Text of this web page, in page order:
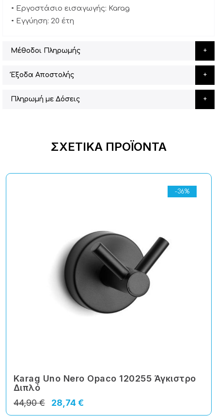
• Εργοστάσιο εισαγωγής: Karag
• Εγγύηση: 20 έτη
Μέθοδοι Πληρωμής
Έξοδα Αποστολής
Πληρωμή με Δόσεις
ΣΧΕΤΙΚΆ ΠΡΟΪΌΝΤΑ
-36%
Karag Uno Nero Opaco 120255 Άγκιστρο
Διπλό
28,74 €
44,90 €